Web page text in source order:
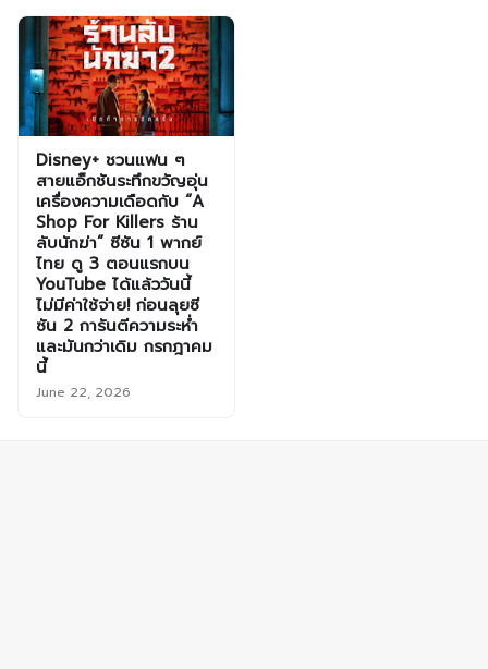
Disney+ ชวนแฟน ๆ
สายแอ็กชันระทึกขวัญอุ่น
เครื่องความเดือดกับ “A
Shop For Killers ร้าน
ลับนักฆ่า” ซีซัน 1 พากย์
ไทย ดู 3 ตอนแรกบน
YouTube ได้แล้ววันนี้
ไม่มีค่าใช้จ่าย! ก่อนลุยซี
ซัน 2 การันตีความระห่ำ
และมันกว่าเดิม กรกฎาคม
นี้
June 22, 2026